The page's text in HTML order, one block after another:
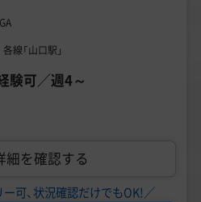
線「山口駅」
験可／週4～
細を確認する
ー可、状況確認だけでもOK!／